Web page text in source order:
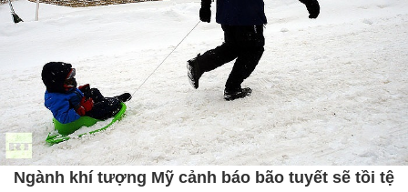
Ngành khí tượng Mỹ cảnh báo bão tuyết sẽ tồi tệ